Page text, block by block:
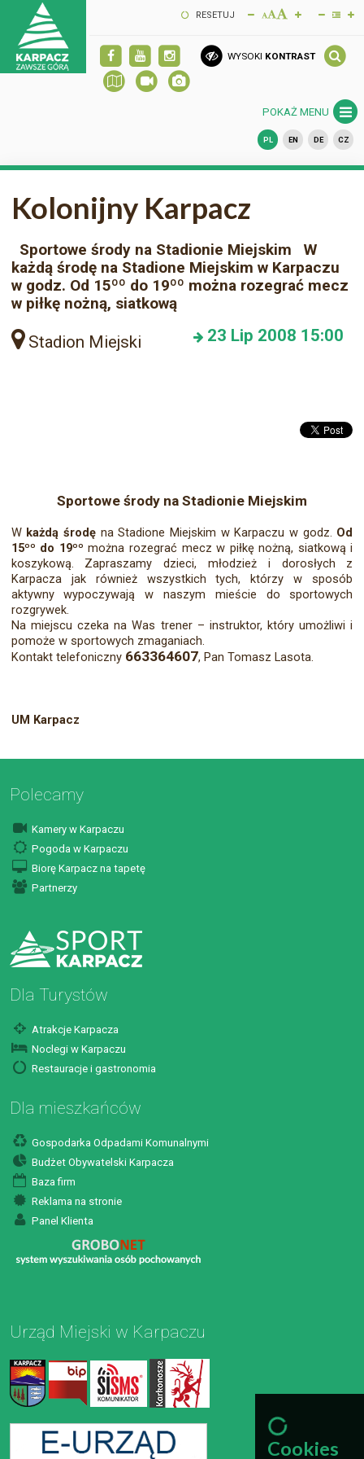
RESETUJ
WYSOKI KONTRAST
POKAŻ MENU
PL EN DE CZ
Kolonijny Karpacz
Sportowe środy na Stadionie Miejskim W
każdą środę na Stadione Miejskim w Karpaczu
w godz. Od 15ºº do 19ºº można rozegrać mecz
w piłkę nożną, siatkową
Stadion Miejski 23 Lip 2008 15:00
Sportowe środy na Stadionie Miejskim
W każdą środę na Stadione Miejskim w Karpaczu w godz. Od
15ºº do 19ºº można rozegrać mecz w piłkę nożną, siatkową i
koszykową. Zapraszamy dzieci, młodzież i dorosłych z
Karpacza jak również wszystkich tych, którzy w sposób
aktywny wypoczywają w naszym mieście do sportowych
rozgrywek.
Na miejscu czeka na Was trener – instruktor, który umożliwi i
pomoże w sportowych zmaganiach.
Kontakt telefoniczny 663364607, Pan Tomasz Lasota.
UM Karpacz
Polecamy
Kamery w Karpaczu
Pogoda w Karpaczu
Biorę Karpacz na tapetę
Partnerzy
Dla Turystów
Atrakcje Karpacza
Noclegi w Karpaczu
Restauracje i gastronomia
Dla mieszkańców
Gospodarka Odpadami Komunalnymi
Budżet Obywatelski Karpacza
Baza firm
Reklama na stronie
Panel Klienta
Urząd Miejski w Karpaczu
Cookies